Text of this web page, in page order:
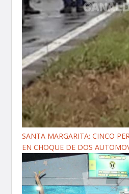
SANTA MARGARITA: CINCO
EN CHOQUE DE DOS